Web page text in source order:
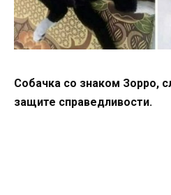
Собачка со знаком Зорро,
защите справедливости.